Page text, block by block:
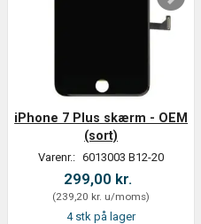
iPhone 7 Plus skærm - OEM
(sort)
Varenr.: 6013003 B12-20
299,00 kr.
(239,20 kr. u/moms)
4 stk på lager